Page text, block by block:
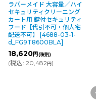
ラバーメイド 大容量／ハイ
セキュリティクリーニング
カート用 鍵付セキュリティ
フード【代引不可・個人宅
配送不可】
[4688-03-1-
d_FG9T8600BLA]
18,620円(税別)
(税込: 20,482円)